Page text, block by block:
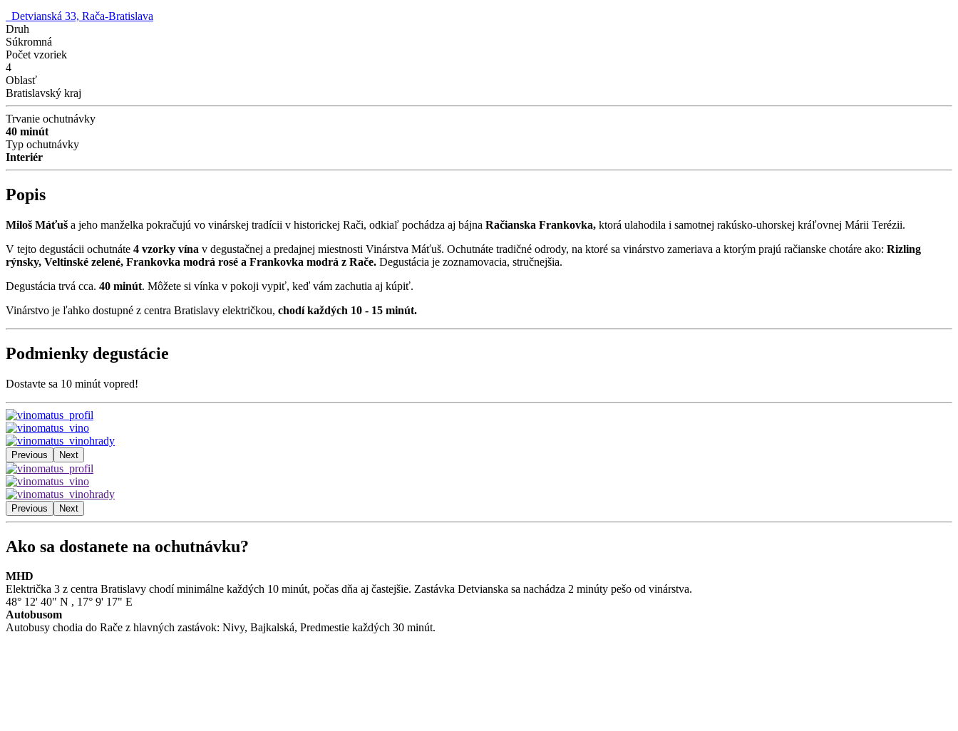
Detvianská 33, Rača-Bratislava
Druh
Súkromná
Počet vzoriek
4
Oblasť
Bratislavský kraj
Trvanie ochutnávky
40 minút
Typ ochutnávky
Interiér
Popis
Miloš Máťuš a jeho manželka pokračujú vo vinárskej tradícii v historickej Rači, odkiaľ pochádza aj bájna Račianska Frankovka, ktorá ulahodila i samotnej rakúsko-uhorskej kráľovnej Márii Terézii.
V tejto degustácii ochutnáte 4 vzorky vína v degustačnej a predajnej miestnosti Vinárstva Máťuš. Ochutnáte tradičné odrody, na ktoré sa vinárstvo zameriava a ktorým prajú račianske chotáre ako: Rizling
rýnsky, Veltinské zelené, Frankovka modrá rosé a Frankovka modrá z Rače. Degustácia je zoznamovacia, stručnejšia.
Degustácia trvá cca. 40 minút. Môžete si vínka v pokoji vypiť, keď vám zachutia aj kúpiť.
Vinárstvo je ľahko dostupné z centra Bratislavy električkou, chodí každých 10 - 15 minút.
Podmienky degustácie
Dostavte sa 10 minút vopred!
Previous Next
Previous Next
Ako sa dostanete na ochutnávku?
MHD
Električka 3 z centra Bratislavy chodí minimálne každých 10 minút, počas dňa aj častejšie. Zastávka Detvianska sa nachádza 2 minúty pešo od vinárstva.
48° 12' 40" N , 17° 9' 17" E
Autobusom
Autobusy chodia do Rače z hlavných zastávok: Nivy, Bajkalská, Predmestie každých 30 minút.